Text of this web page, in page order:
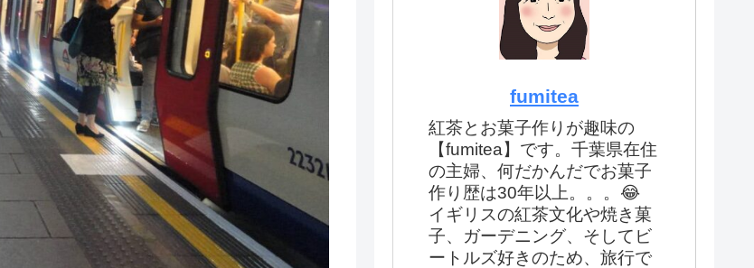
fumitea
紅茶とお菓子作りが趣味の
【fumitea】です。千葉県在住
の主婦、何だかんだでお菓子
作り歴は30年以上。。。😂
イギリスの紅茶文化や焼き菓
子、ガーデニング、そしてビ
ートルズ好きのため、旅行で